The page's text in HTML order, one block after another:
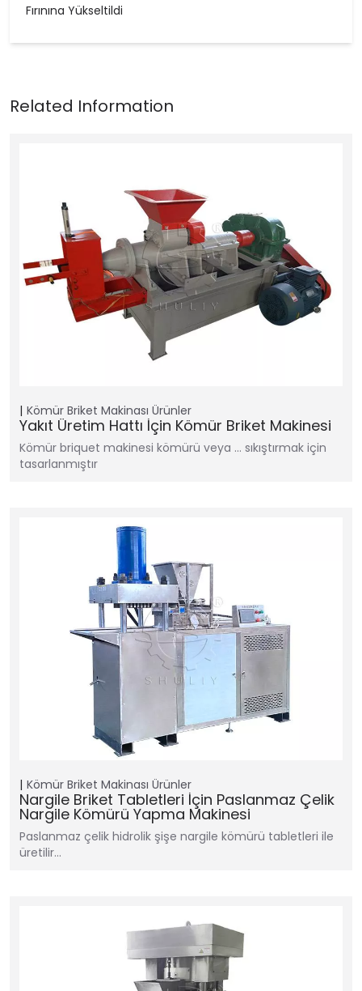
Fırınına Yükseltildi
Kömür Briket Makinası Ürünler
Yakıt Üretim Hattı İçin Kömür Briket Makinesi
Kömür briquet makinesi kömürü veya … sıkıştırmak için
tasarlanmıştır
Kömür Briket Makinası Ürünler
Nargile Briket Tabletleri İçin Paslanmaz Çelik
Nargile Kömürü Yapma Makinesi
Paslanmaz çelik hidrolik şişe nargile kömürü tabletleri ile
üretilir…